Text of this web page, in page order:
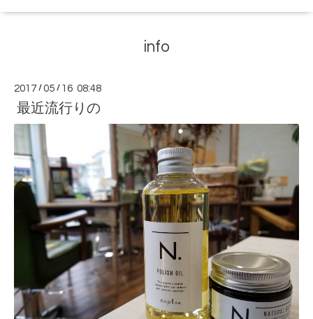
info
2017 /05 / 16 08:48
最近流行りの